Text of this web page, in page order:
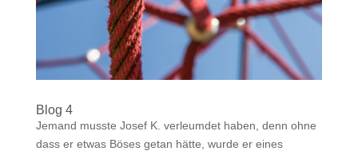
Blog 4
Jemand musste Josef K. verleumdet haben, denn ohne
dass er etwas Böses getan hätte, wurde er eines